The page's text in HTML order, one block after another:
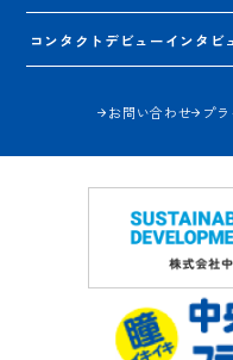
コンタクトデビューインタビ
お問い合わせ プ